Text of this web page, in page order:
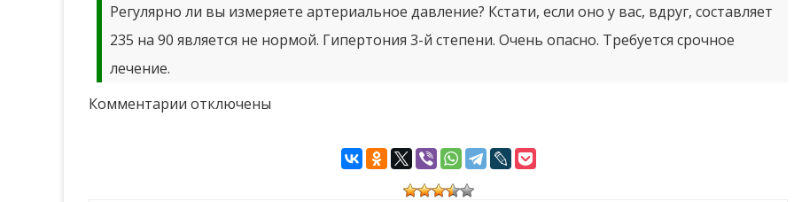
Регулярно ли вы измеряете артериальное давление? Кстати, если оно у вас, вдруг, составляет
235 на 90 является не нормой. Гипертония 3-й степени. Очень опасно. Требуется срочное
лечение.
Комментарии котключены